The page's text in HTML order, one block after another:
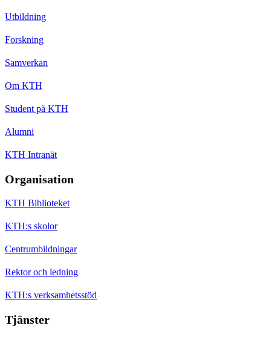
Utbildning
Forskning
Samverkan
Om KTH
Student på KTH
Alumni
KTH Intranät
Organisation
KTH Biblioteket
KTH:s skolor
Centrumbildningar
Rektor och ledning
KTH:s verksamhetsstöd
Tjänster